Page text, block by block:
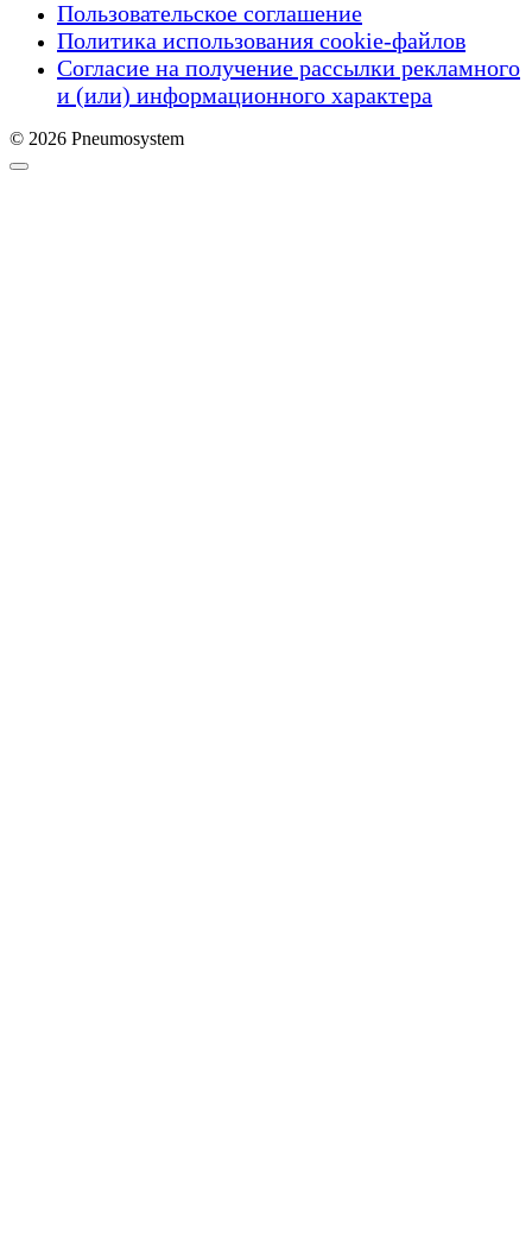
Пользовательское соглашение
Политика использования cookie-файлов
Согласие на получение рассылки рекламного
и (или) информационного характера
© 2026 Pneumosystem